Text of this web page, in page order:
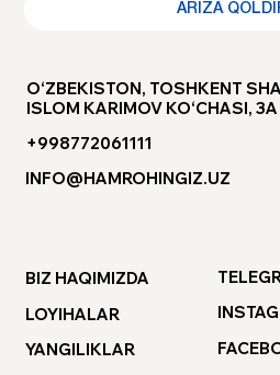
ARIZA
O‘ZBEKISTON, TOSHKENT
ISLOM KARIMOV KO‘CHASI, 3A
+998772061111
INFO@HAMROHINGIZ.UZ
BIZ HAQIMIZDA
LOYIHALAR
YANGILIKLAR